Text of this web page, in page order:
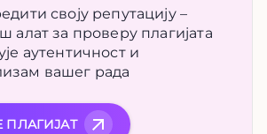
своју репутацију –
алат за проверу плагијата
аутентичност и
вашег рада
ПЛАГИЈАТ